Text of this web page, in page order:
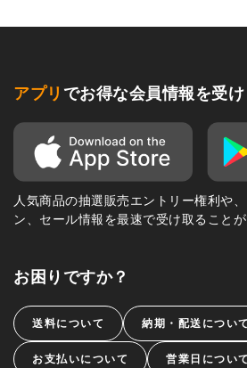
アプリ でお得な会員情報を受
人気商品の抽選販売エントリー権利や
ン、セール情報を最速で受け取ることが
お困りですか？
送料について 納期・配送について
お支払いについて 営業日について